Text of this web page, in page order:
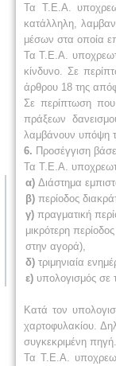
Τα Τ.Ε.Α.
κατάλληλη,
μέσων στα οποία
Τα Τ.Ε.Α.
κίνδυνο. Σε
άρθρου 18 της
Σε περίπτωση
πράξεων
λαμβάνουν υπόψη
6. Προσέγγιση
Τα Τ.Ε.Α.
α) Διάστημα
β) περίοδος
γ) πραγματική
μικρότερη
στην αγορά),
δ) τριμηνιαία
ε) υπολογισμός σε
Κατά τον
χαρτοφυλακίου.
συγκεκριμένη πηγή.
Τα Τ.Ε.Α.